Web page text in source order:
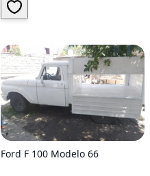
Ford F 100 Modelo 66